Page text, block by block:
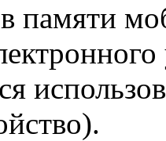
памяти